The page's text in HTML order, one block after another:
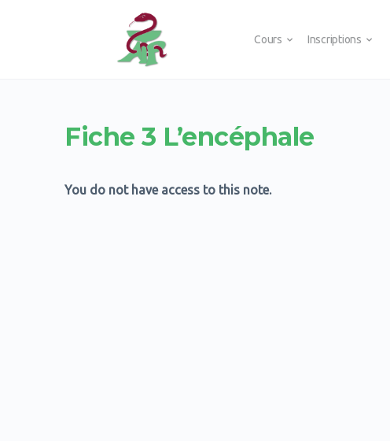
Cours Inscriptions
Fiche 3 L’encéphale
You do not have access to this note.